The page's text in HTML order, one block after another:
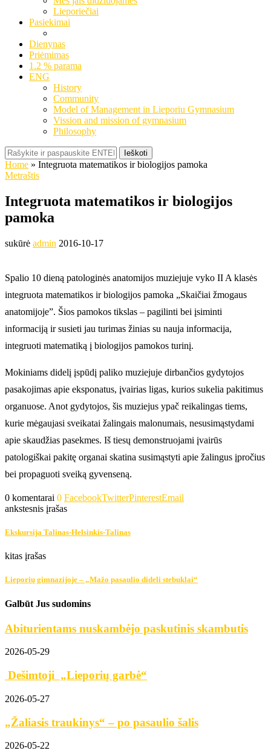
Lieporiečiai
Pasiekimai
Dienynas
Priėmimas
1.2 % parama
ENG
History
Community
Model of Management in Lieporiu Gymnasium
Vission and mission of gymnasium
Philosophy
Ieškoti
Home » Integruota matematikos ir biologijos pamoka
Metraštis
Integruota matematikos ir biologijos
pamoka
sukūrė admin 2016-10-17
Spalio 10 dieną patologinės anatomijos muziejuje vyko II A klasės
integruota matematikos ir biologijos pamoka „Skaičiai žmogaus
anatomijoje”. Šios pamokos tikslas – pagilinti bei įsiminti
informaciją ir susieti jau turimas žinias su nauja informacija,
integruoti matematiką į biologijos pamokos turinį.
Mokiniams didelį įspūdį paliko muziejuje dirbančios gydytojos
pasakojimas apie eksponatus, įvairias ligas, kurios sukelia pakitimus
organuose. Anot gydytojos, šis muziejus ypač reikalingas tiems,
kurie mėgaujasi sveikatai žalingais malonumais, nesusimąstydami
apie skaudžias pasekmes. Iš tiesų demonstruojami įvairūs
patologiškai pakitę organai skatina susimąstyti apie žalingus įpročius
bei propaguoti sveiką gyvenseną.
0 komentarai 0 FacebookTwitterPinterestEmail
ankstesnis įrašas
Ekskursija Talinas-Helsinkis-Talinas
kitas įrašas
Lieporių gimnazijoje – „Mažo pasaulio dideli stebuklai“
Galbūt Jus sudomins
Abiturientams nuskambėjo paskutinis skambutis
2026-05-29
Dešimtoji „Lieporių garbė“
2026-05-27
„Žaliasis traukinys“ – po pasaulio šalis
2026-05-22